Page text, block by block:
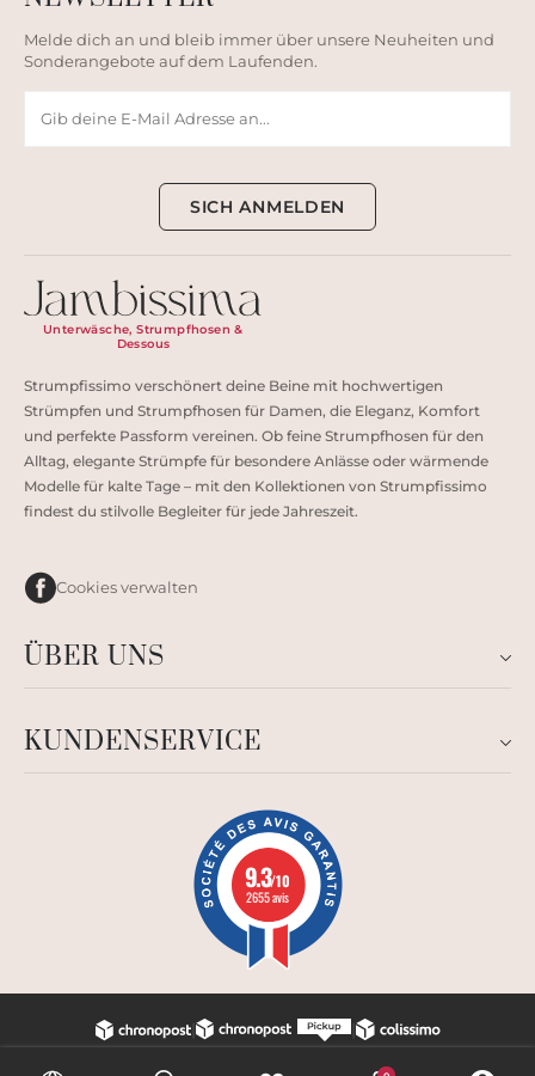
Melde dich an und bleib immer über unsere Neuheiten und
Sonderangebote auf dem Laufenden.
SICH ANMELDEN
Unterwäsche, Strumpfhosen &
Dessous
Strumpfissimo verschönert deine Beine mit hochwertigen
Strümpfen und Strumpfhosen für Damen, die Eleganz, Komfort
und perfekte Passform vereinen. Ob feine Strumpfhosen für den
Alltag, elegante Strümpfe für besondere Anlässe oder wärmende
Modelle für kalte Tage – mit den Kollektionen von Strumpfissimo
findest du stilvolle Begleiter für jede Jahreszeit.
Cookies verwalten
ÜBER UNS
KUNDENSERVICE
9.3/10
2655 avis